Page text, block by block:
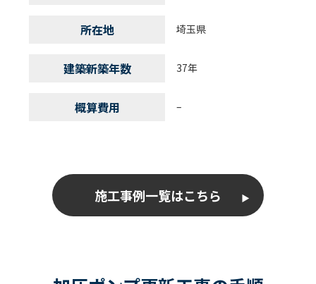
所在地 埼玉県
建築新築年数 37年
概算費用 –
施工事例一覧はこちら